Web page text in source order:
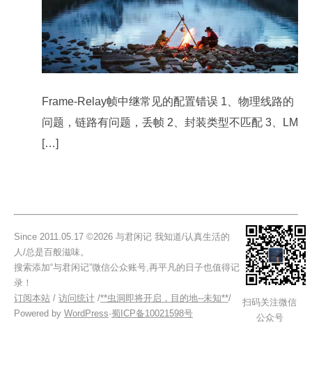
Frame-Relay帧中继常见的配置错误 1、物理线路的
问题，链路有问题，丢帧 2、封装类型不匹配 3、LM
[…]
Since 2011.05.17 ©2026 与君闲记 我知道/认真生活的
人/总是百般滋味。
搜索添加“与君闲记”微信公众账号,再平凡的日子也值得记
录！
订阅本站 / 访问统计 /**虫洞即将开启，目的地--未知**/
Powered by WordPress·蜀ICP备10021598号
扫码关注微信
公众号